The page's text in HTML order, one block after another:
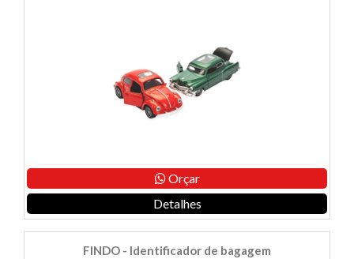
Orçar
Detalhes
FINDO - Identificador de bagagem